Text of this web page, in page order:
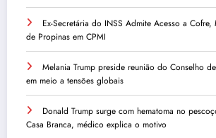
Ex-Secretária do INSS Admite Acesso a Cofre,
de Propinas em CPMI
Melania Trump preside reunião do Conselho
em meio a tensões globais
Donald Trump surge com hematoma no
Casa Branca, médico explica o motivo